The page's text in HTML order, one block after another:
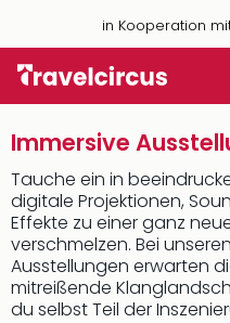
in Kooperation
Immersive
Tauche ein in
digitale Projektionen,
Effekte zu einer ganz
verschmelzen. Bei
Ausstellungen erwarten
mitreißende
du selbst Teil der